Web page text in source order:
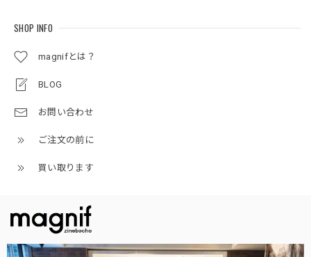
SHOP INFO
magnifとは？
BLOG
お問い合わせ
ご注文の前に
買い取ります